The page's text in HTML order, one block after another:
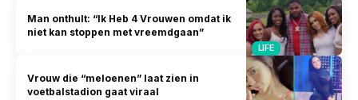
LIFE
Man onthult: “Ik Heb 4 Vrouwen omdat ik
niet kan stoppen met vreemdgaan”
Vrouw die “meloenen” laat zien in
voetbalstadion gaat viraal